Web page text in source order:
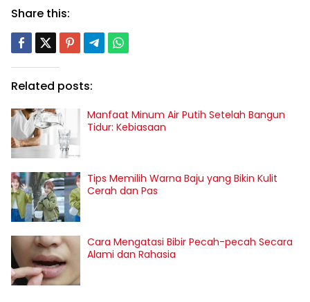
Share this:
Related posts:
Manfaat Minum Air Putih Setelah Bangun
Tidur: Kebiasaan
Tips Memilih Warna Baju yang Bikin Kulit
Cerah dan Pas
Cara Mengatasi Bibir Pecah-pecah Secara
Alami dan Rahasia